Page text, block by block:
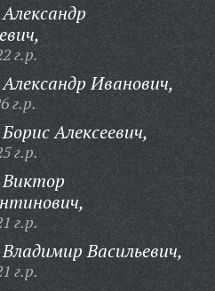
г.р.
Иванович,
г.р.
Алексеевич,
г.р.
г.р.
Васильевич,
г.р.